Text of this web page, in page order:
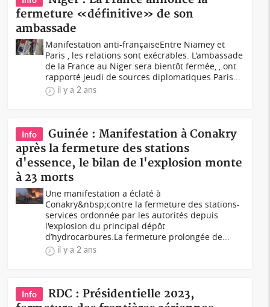
fermeture «définitive» de son
ambassade
Manifestation anti-françaiseEntre Niamey et
Paris , les relations sont exécrables. L'ambassade
de la France au Niger sera bientôt fermée, , ont
rapporté jeudi de sources diplomatiques.Paris...
il y a 2 ans
Info
Guinée : Manifestation à Conakry
après la fermeture des stations
d'essence, le bilan de l'explosion monte
à 23 morts
Une manifestation a éclaté à
Conakry&nbsp;contre la fermeture des stations-
services ordonnée par les autorités depuis
l'explosion du principal dépôt
d’hydrocarbures.La fermeture prolongée de...
il y a 2 ans
Info
RDC : Présidentielle 2023,